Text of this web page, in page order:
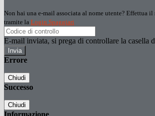
Non hai una e-mail associata al nome utente? Effettua il
tramite la Login Spaggiari
E-mail inviata, si prega di controllare la casella
Errore
Chiudi
Successo
Chiudi